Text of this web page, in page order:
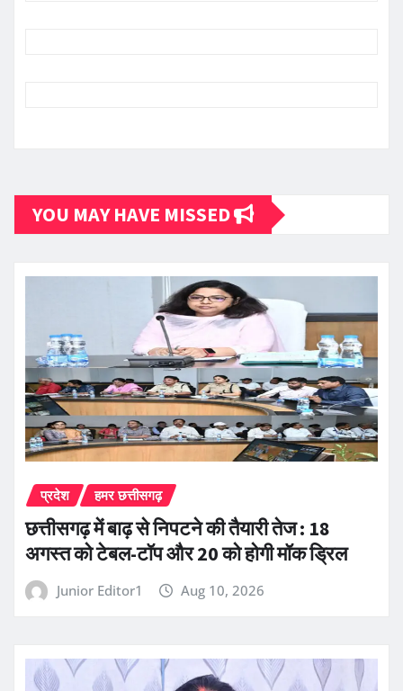
YOU MAY HAVE MISSED
प्रदेश हमर छत्तीसगढ़
छत्तीसगढ़ में बाढ़ से निपटने की तैयारी तेज : 18
अगस्त को टेबल-टॉप और 20 को होगी मॉक ड्रिल
Junior Editor1 Aug 10, 2026